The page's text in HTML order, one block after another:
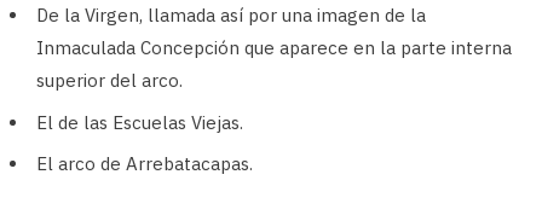
De la Virgen, llamada así por una imagen de la
Inmaculada Concepción que aparece en la parte interna
superior del arco.
El de las Escuelas Viejas.
El arco de Arrebatacapas.